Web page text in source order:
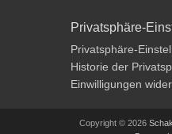
Privatsphäre-
Privatsphäre-
Historie der
Einwilligungen
Copyright © 2026